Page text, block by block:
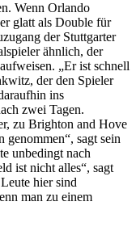
Wenn Orlando
glatt als Double für
der Stuttgarter
ähnlich, der
„Er ist schnell
der den Spieler
ins
zwei Tagen.
zu Brighton and Hove
sagt sein
unbedingt nach
ist nicht alles“, sagt
hier sind
man zu einem